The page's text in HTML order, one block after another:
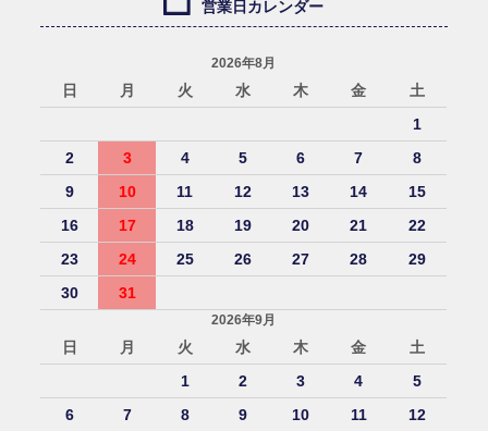
営業日カレンダー
2026年8月
日 月 火 水 木 金
土
1
2
3 4 5 6 7
8
9
10 11 12 13 14
15
16
17 18 19 20 21
22
23
24 25 26 27 28
29
30
31
2026年9月
日 月 火 水 木 金
土
1
2 3 4
5
6
7 8 9 10 11
12